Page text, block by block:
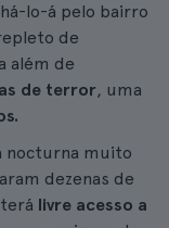
lo-á pelo bairro
de
além de
de terror, uma
nocturna muito
dezenas de
livre acesso a